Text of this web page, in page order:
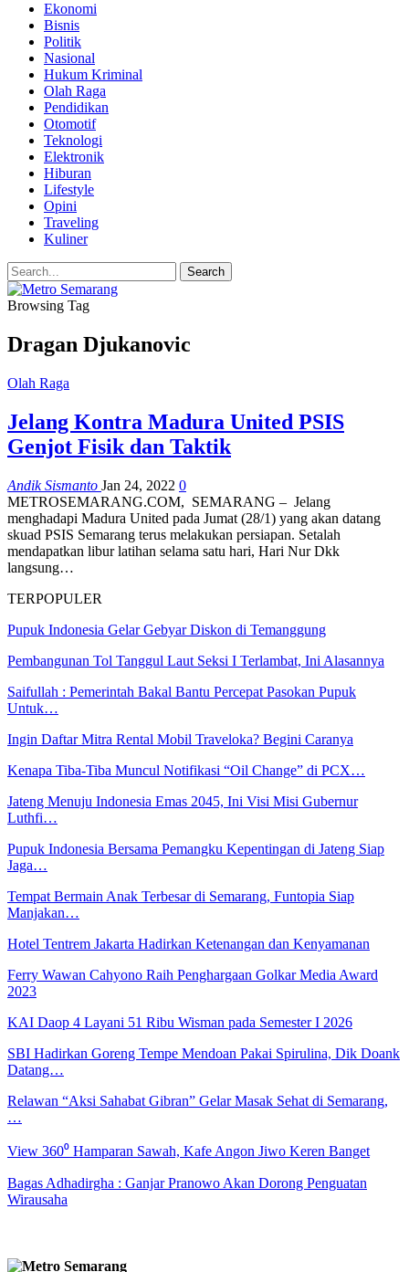
Ekonomi
Bisnis
Politik
Nasional
Hukum Kriminal
Olah Raga
Pendidikan
Otomotif
Teknologi
Elektronik
Hiburan
Lifestyle
Opini
Traveling
Kuliner
Browsing Tag
Dragan Djukanovic
Olah Raga
Jelang Kontra Madura United PSIS
Genjot Fisik dan Taktik
Andik Sismanto Jan 24, 2022 0
METROSEMARANG.COM, SEMARANG – Jelang
menghadapi Madura United pada Jumat (28/1) yang akan datang
skuad PSIS Semarang terus melakukan persiapan. Setalah
mendapatkan libur latihan selama satu hari, Hari Nur Dkk
langsung…
TERPOPULER
Pupuk Indonesia Gelar Gebyar Diskon di Temanggung
Pembangunan Tol Tanggul Laut Seksi I Terlambat, Ini Alasannya
Saifullah : Pemerintah Bakal Bantu Percepat Pasokan Pupuk
Untuk…
Ingin Daftar Mitra Rental Mobil Traveloka? Begini Caranya
Kenapa Tiba-Tiba Muncul Notifikasi “Oil Change” di PCX…
Jateng Menuju Indonesia Emas 2045, Ini Visi Misi Gubernur
Luthfi…
Pupuk Indonesia Bersama Pemangku Kepentingan di Jateng Siap
Jaga…
Tempat Bermain Anak Terbesar di Semarang, Funtopia Siap
Manjakan…
Hotel Tentrem Jakarta Hadirkan Ketenangan dan Kenyamanan
Ferry Wawan Cahyono Raih Penghargaan Golkar Media Award
2023
KAI Daop 4 Layani 51 Ribu Wisman pada Semester I 2026
SBI Hadirkan Goreng Tempe Mendoan Pakai Spirulina, Dik Doank
Datang…
Relawan “Aksi Sahabat Gibran” Gelar Masak Sehat di Semarang,
…
View 360⁰ Hamparan Sawah, Kafe Angon Jiwo Keren Banget
Bagas Adhadirgha : Ganjar Pranowo Akan Dorong Penguatan
Wirausaha